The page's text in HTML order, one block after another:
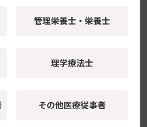
めの災害対応の手引きを公
自己注射の留意点も 日本
管理栄養士・栄養士
理学療法士
その他医療従事者